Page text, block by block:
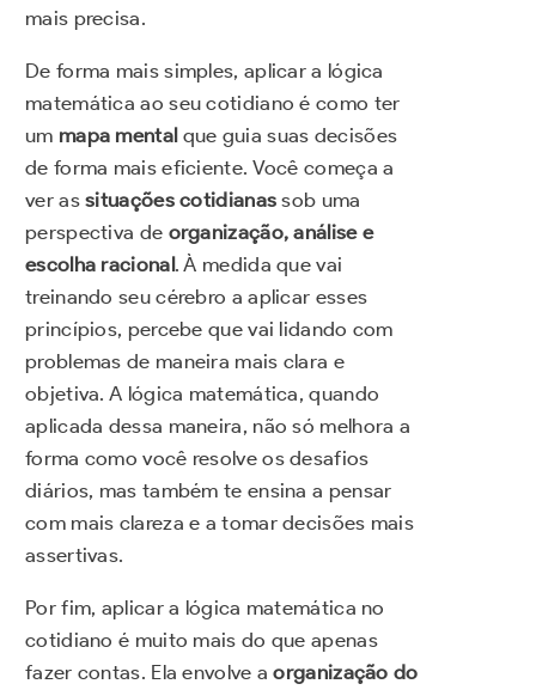
mais precisa.
De forma mais simples, aplicar a lógica
matemática ao seu cotidiano é como ter
um mapa mentalque guia suas decisões
de forma mais eficiente. Você começa a
ver assituações cotidianas sob uma
perspectiva de organização, análise e
escolha racional. À medida que vai
treinando seu cérebro a aplicar esses
princípios, percebe que vai lidando com
problemas de maneira mais clara e
objetiva. A lógica matemática, quando
aplicada dessa maneira, não só melhora a
forma como você resolve os desafios
diários, mas também te ensina a pensar
com mais clareza e a tomar decisões mais
assertivas.
Por fim, aplicar a lógica matemática no
cotidiano é muito mais do que apenas
fazer contas. Ela envolve aorganização do